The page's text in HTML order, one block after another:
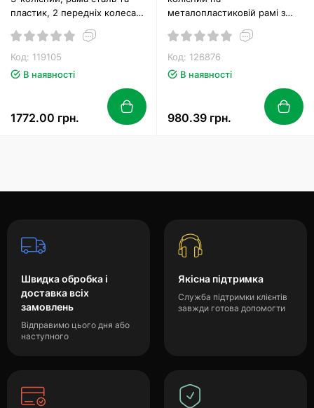
пластик, 2 передніх колеса
100 мм, 2 додаткових колеса
по 64 мм, підніжка
Код: 119105
В наявності
1772.00 грн.
металопластиковій рамі з
колеса 115 мм зі світлом,
заднє колесо 75 мм зі
світлом, кермом 63-72 см
Код: 126876
В наявності
980.39 грн.
Швидка обробка і
доставка всіх
замовлень
Відправимо цього дня або
наступного
Якісна підтримка
Служба підтримки клієнтів
завжди готова допомогти